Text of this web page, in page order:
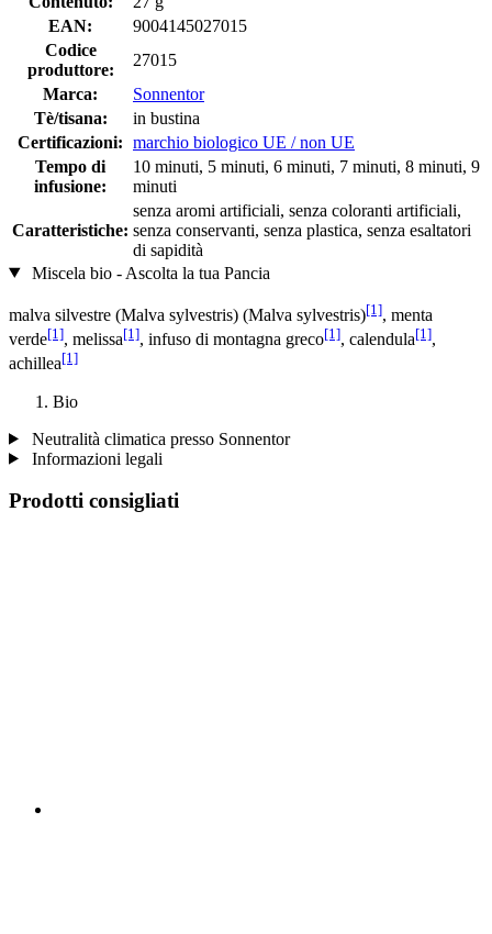
EAN:
9004145027015
Codice
produttore:
27015
Marca:
Sonnentor
Tè/tisana:
in bustina
Certificazioni: marchio biologico UE / non UE
Tempo di
infusione:
10 minuti, 5 minuti, 6 minuti, 7 minuti, 8 minuti, 9
minuti
Caratteristiche:
senza aromi artificiali, senza coloranti artificiali,
senza conservanti, senza plastica, senza esaltatori
di sapidità
Miscela bio - Ascolta la tua Pancia
malva silvestre (Malva sylvestris) (Malva sylvestris)[1], menta
verde[1], melissa[1], infuso di montagna greco[1], calendula[1],
achillea[1]
Bio
Neutralità climatica presso Sonnentor
Informazioni legali
Prodotti consigliati